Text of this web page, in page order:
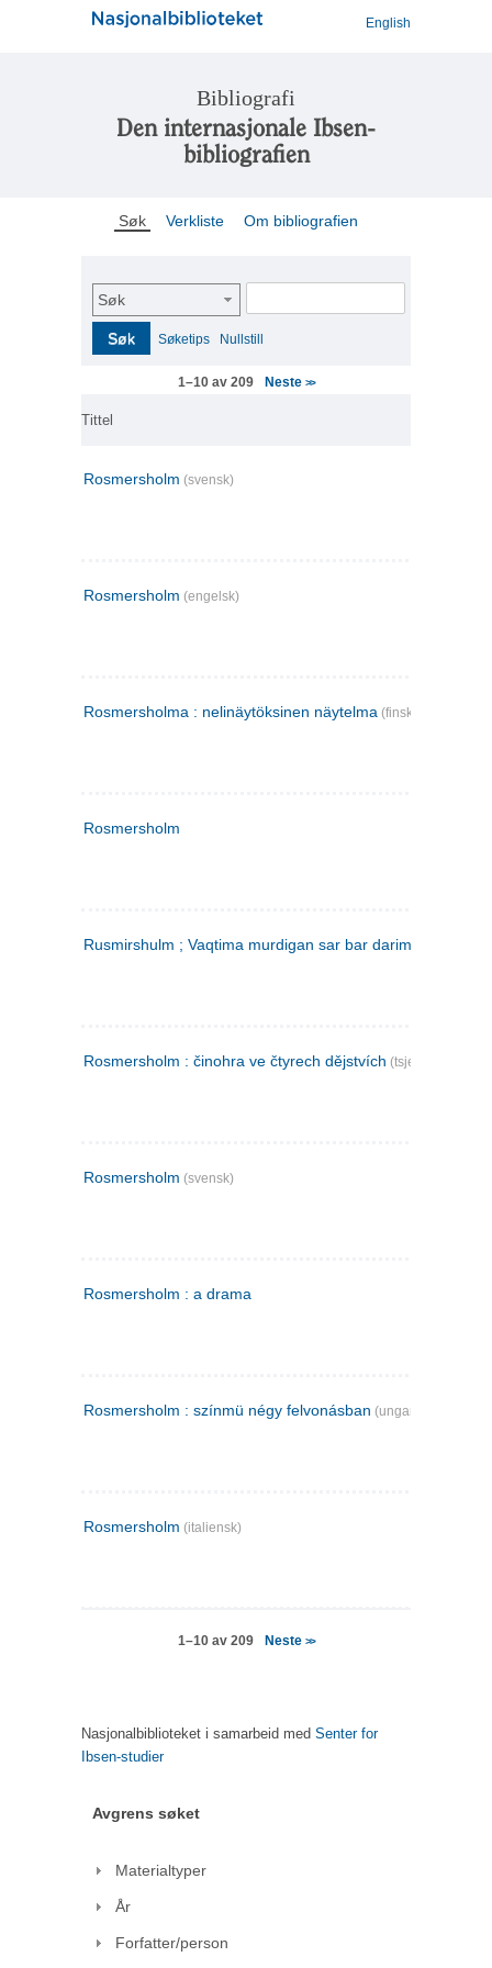
English
Bibliografi
Den internasjonale Ibsen-
bibliografien
Søk Verkliste Om bibliografien
Søk
Søk Søketips Nullstill
1–10 av 209 Neste >>
Tittel
Rosmersholm (svensk)
Rosmersholm (engelsk)
Rosmersholma : nelinäytöksinen näytelma (finsk)
Rosmersholm
Rusmirshulm ; Vaqtima murdigan sar bar darim
Rosmersholm : činohra ve čtyrech dějstvích (tsjekkisk)
Rosmersholm (svensk)
Rosmersholm : a drama
Rosmersholm : színmü négy felvonásban (ungarsk)
Rosmersholm (italiensk)
1–10 av 209 Neste >>
Nasjonalbiblioteket i samarbeid med Senter for
Ibsen-studier
Avgrens søket
Materialtyper
År
Forfatter/person